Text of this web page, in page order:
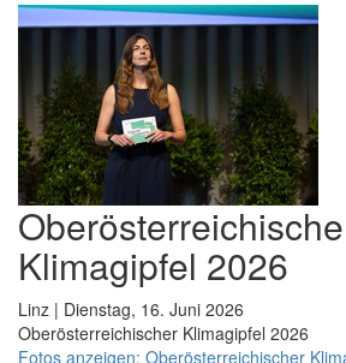
Klimagipfel 2026
Linz | Dienstag, 16. Juni 2026
Oberösterreichischer Klimagipfel 2026
Fotos anzeigen: Oberösterreichischer